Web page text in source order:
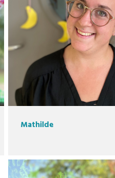
Mathilde